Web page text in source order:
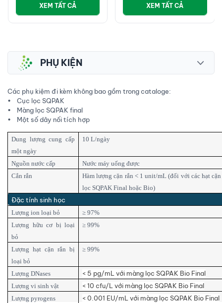
XEM TẤT CẢ XEM TẤT CẢ
PHỤ KIỆN
Các phụ kiệm đi kèm không bao gồm trong cataloge:
• Cục lọc SQPAK
• Màng lọc SQPAK final
• Một số dây nối tích hợp
Dung lượng cung cấp
một ngày
10 L/ngày
Nguồn nước cấp
Nước máy uống được
Cắn rắn
Hàm lượng cặn rắn < 1 unit/mL (đối với các hạt
lọc SQPAK Final hoặc Bio)
Đặc tính sinh học
Lượng ion loại bỏ
≥ 97%
Lượng hữu cơ bị loại
bỏ
≥ 99%
Lượng hạt cặn rắn bị
loại bỏ
≥ 99%
Lượng DNases < 5 pg/mL với màng lọc SQPAK Bio Final
Lượng vi sinh vật < 10 cfu/L với màng lọc SQPAK Bio Final
Lượng pyrogens < 0.001 EU/mL với màng lọc SQPAK Bio Final